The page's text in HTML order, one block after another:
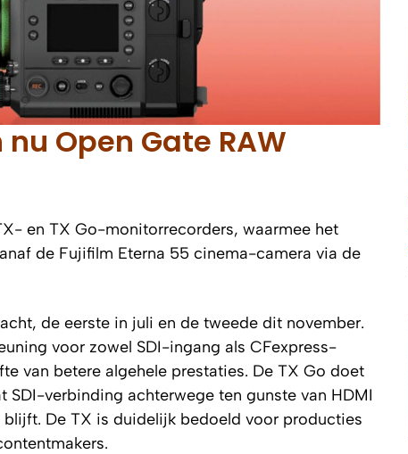
Open Gate RAW
en TX Go-monitorrecorders, waarmee het
de Fujifilm Eterna 55 cinema-camera via de
de eerste in juli en de tweede dit november.
voor zowel SDI-ingang als CFexpress-
van betere algehele prestaties. De TX Go doet
verbinding achterwege ten gunste van HDMI
De TX is duidelijk bedoeld voor producties